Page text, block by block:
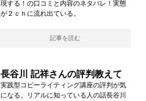
現する！の口コミと内容のネタバレ！実態
が２ｃｈに流れ出ている。
記事を読む
長谷川 記祥さんの評判教えて
実践型コピーライティング講座の評判が気
になる。リアルに知っている人の話長谷川